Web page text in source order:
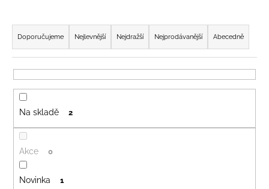
Ř
a
z
e
n
p
r
o
d
u
Doporučujeme Nejlevnější Nejdražší Nejprodávanější Abecedně
Na skladě 2
Akce 0
Novinka 1
č
u
j
m
e